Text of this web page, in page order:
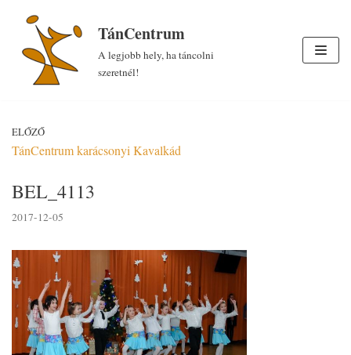
Skip
content
TánCentrum
A legjobb hely, ha táncolni
szeretnél!
ELŐZŐ
TánCentrum karácsonyi Kavalkád
BEL_4113
2017-12-05